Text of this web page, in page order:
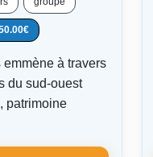
à travers
du sud-ouest
patrimoine